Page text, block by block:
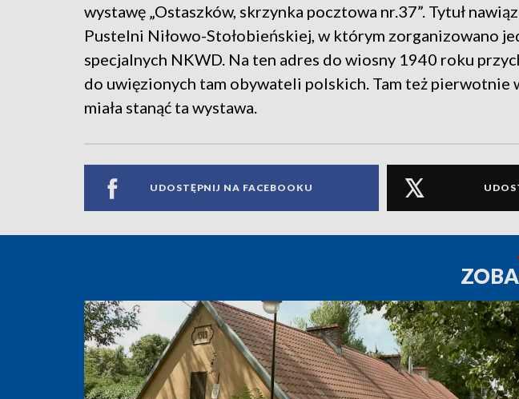
wystawę „Ostaszków, skrzynka pocztowa nr.37”. Tytuł
Pustelni Niłowo-Stołobieńskiej, w którym zorganizowano
specjalnych NKWD. Na ten adres do wiosny 1940 roku
do uwięzionych tam obywateli polskich. Tam też pierwotnie
miała stanąć ta wystawa.
UDOSTĘPNIJ NA FACEBOOKU